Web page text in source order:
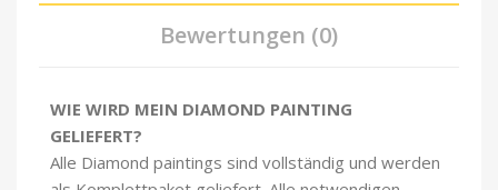
Bewertungen (0)
WIE WIRD MEIN DIAMOND PAINTING
GELIEFERT?
Alle Diamond paintings sind vollständig und werden